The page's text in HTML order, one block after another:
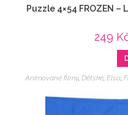
Puzzle 4×54 FROZEN
249
Animované filmy, Dětské, Elsa,